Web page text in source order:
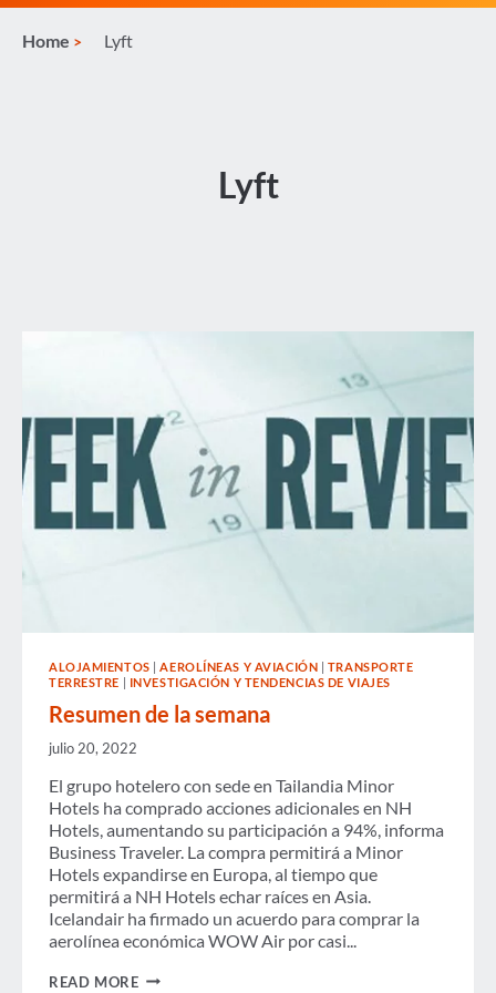
Home Lyft
Lyft
ALOJAMIENTOS | AEROLÍNEAS Y AVIACIÓN | TRANSPORTE
TERRESTRE | INVESTIGACIÓN Y TENDENCIAS DE VIAJES
Resumen de la semana
julio 20, 2022
El grupo hotelero con sede en Tailandia Minor
Hotels ha comprado acciones adicionales en NH
Hotels, aumentando su participación a 94%, informa
Business Traveler. La compra permitirá a Minor
Hotels expandirse en Europa, al tiempo que
permitirá a NH Hotels echar raíces en Asia.
Icelandair ha firmado un acuerdo para comprar la
aerolínea económica WOW Air por casi...
READ MORERESUMEN